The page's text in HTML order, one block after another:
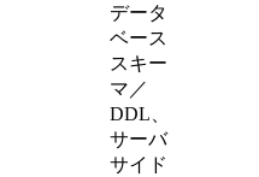
データ
ベース
スキー
マ／
DDL、
サーバ
サイド